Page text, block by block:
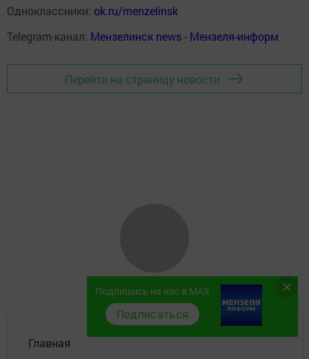
Одноклассники: ok.ru/menzelinsk
Telegram-канал: Мензелинск news - Мензеля-информ
Перейти на страницу новости
Главная
Подпишись на нас в MAX
Подписаться